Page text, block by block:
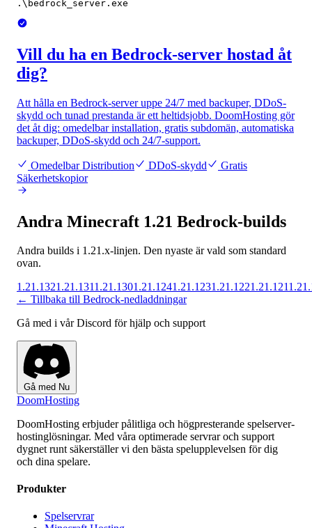
.\bedrock_server.exe
Vill du ha en Bedrock-server hostad åt
dig?
Att hålla en Bedrock-server uppe 24/7 med backuper, DDoS-
skydd och tunad prestanda är ett heltidsjobb. DoomHosting gör
det åt dig: omedelbar installation, gratis subdomän, automatiska
backuper, DDoS-skydd och 24/7-support.
Omedelbar Distribution DDoS-skydd
Gratis
Säkerhetskopior
Andra Minecraft 1.21 Bedrock-builds
Andra builds i 1.21.x-linjen. Den nyaste är vald som standard
ovan.
1.21.1321.21.1311.21.1301.21.1241.21.1231.21.1221.21.121
← Tillbaka till Bedrock-nedladdningar
Gå med i vår Discord för hjälp och support
Gå med Nu
DoomHosting
DoomHosting erbjuder pålitliga och högpresterande spelserver-
hostinglösningar. Med våra optimerade servrar och support
dygnet runt säkerställer vi den bästa spelupplevelsen för dig
och dina spelare.
Produkter
Spelservrar